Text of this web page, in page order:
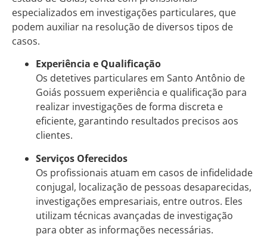
especializados em investigações particulares, que
podem auxiliar na resolução de diversos tipos de
casos.
Experiência e Qualificação
Os detetives particulares em Santo Antônio de
Goiás possuem experiência e qualificação para
realizar investigações de forma discreta e
eficiente, garantindo resultados precisos aos
clientes.
Serviços Oferecidos
Os profissionais atuam em casos de infidelidade
conjugal, localização de pessoas desaparecidas,
investigações empresariais, entre outros. Eles
utilizam técnicas avançadas de investigação
para obter as informações necessárias.